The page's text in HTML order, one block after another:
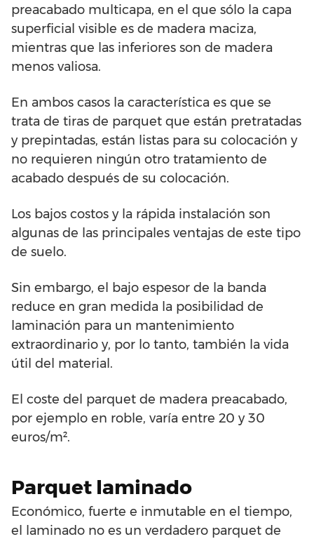
preacabado multicapa, en el que sólo la capa
superficial visible es de madera maciza,
mientras que las inferiores son de madera
menos valiosa.
En ambos casos la característica es que se
trata de tiras de parquet que están pretratadas
y prepintadas, están listas para su colocación y
no requieren ningún otro tratamiento de
acabado después de su colocación.
Los bajos costos y la rápida instalación son
algunas de las principales ventajas de este tipo
de suelo.
Sin embargo, el bajo espesor de la banda
reduce en gran medida la posibilidad de
laminación para un mantenimiento
extraordinario y, por lo tanto, también la vida
útil del material.
El coste del parquet de madera preacabado,
por ejemplo en roble, varía entre 20 y 30
euros/m².
Parquet laminado
Económico, fuerte e inmutable en el tiempo,
el laminado no es un verdadero parquet de